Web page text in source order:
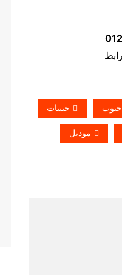
حبوب حبيبات
موديل